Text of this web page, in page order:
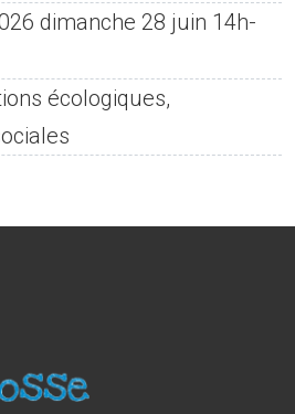
dimanche 28 juin 14h-
écologiques,